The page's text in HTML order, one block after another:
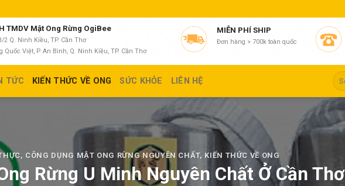
TMDV Mật Ong Rừng OgiBee
2 Q. Ninh Kiều, TP. Cần Thơ
Quốc Việt, P. An Bình, Q. Ninh Kiều, TP. Cần Thơ
MIỄN PHÍ SHIP
Đơn hàng > 700k toàn quốc
TỨC KIẾN THỨC VỀ ONG SỨC KHỎE LIÊN HỆ
, CÔNG DỤNG MẬT ONG RỪNG NGUYÊN CHẤT, KIẾN THỨC VỀ ONG
Rừng U Minh Nguyên Chất Ở Cần Thơ